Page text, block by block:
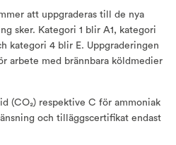
att uppgraderas till de nya
sker. Kategori 1 blir A1, kategori
kategori 4 blir E. Uppgraderingen
arbete med brännbara köldmedier
(CO₂) respektive C för ammoniak
och tilläggscertifikat endast